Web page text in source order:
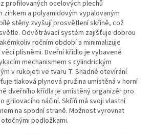
profilovaných ocelových plechů
a polyamidovým vypalovaným
stěny zvyšují prosvětlení skříně, což
Odvětrávací systém zajišťuje dobrou
ročním období a minimalizuje
plísněmi. Dveřní křídlo je vybavené
mechanismem s cylindrickým
v rukojeti ve tvaru T. Snadné otevírání
tlaková plynová pružina umístěná v horní
dveřního křídla je umístěný organizér pro
grilovacího náčiní. Skříň má svoji vlastní
na spodní straně. Možnost vyrovnat
podložkami.